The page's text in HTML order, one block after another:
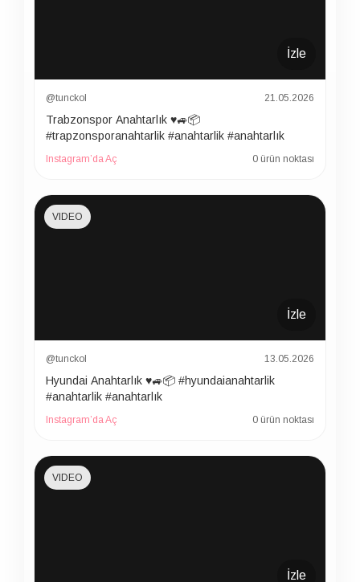
İzle
@tunckol 21.05.2026
Trabzonspor Anahtarlık ♥️🚙📦
#trapzonsporanahtarlik #anahtarlik #anahtarlık
Instagram’da Aç 0 ürün noktası
İzle
VIDEO
@tunckol 13.05.2026
Hyundai Anahtarlık ♥️🚙📦 #hyundaianahtarlik
#anahtarlik #anahtarlık
Instagram’da Aç 0 ürün noktası
İzle
VIDEO